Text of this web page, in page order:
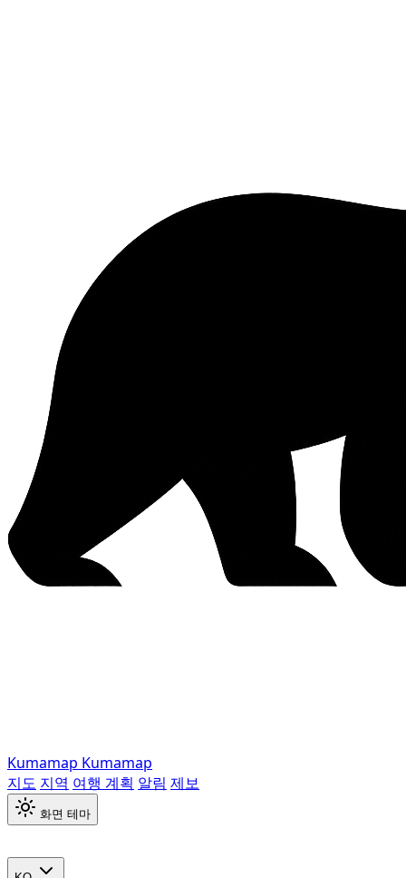
Kumamap Kumamap
지도 지역 여행 계획 알림 제보
화면 테마